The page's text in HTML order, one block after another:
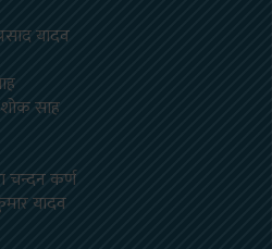
यादव
साह
चन्दन कर्ण
यादव